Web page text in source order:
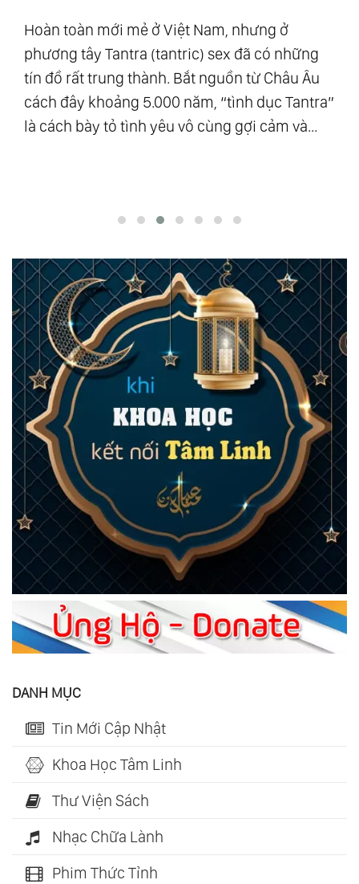
Hoàn toàn mới mẻ ở Việt Nam, nhưng ở
phương tây Tantra (tantric) sex đã có những
tín đồ rất trung thành. Bắt nguồn từ Châu Âu
cách đây khoảng 5.000 năm, “tình dục Tantra”
là cách bày tỏ tình yêu vô cùng gợi cảm và...
DANH MỤC
Tin Mới Cập Nhật
Khoa Học Tâm Linh
Thư Viện Sách
Nhạc Chữa Lành
Phim Thức Tỉnh